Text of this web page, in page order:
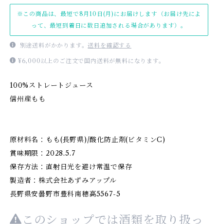
※この商品は、最短で8月10日(月)にお届けします（お届け先によ
って、最短到着日に数日追加される場合があります）。
別途送料がかかります。送料を確認する
¥6,000以上のご注文で国内送料が無料になります。
100%ストレートジュース
信州産もも
原材料名：もも(長野県)/酸化防止剤(ビタミンC)
賞味期限：2028.5.7
保存方法：直射日光を避け常温で保存
製造者：株式会社あずみアップル
長野県安曇野市豊科南穂高5567-5
このショップでは酒類を取り扱っ